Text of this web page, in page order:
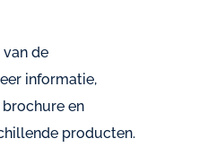
de
informatie,
en
producten.